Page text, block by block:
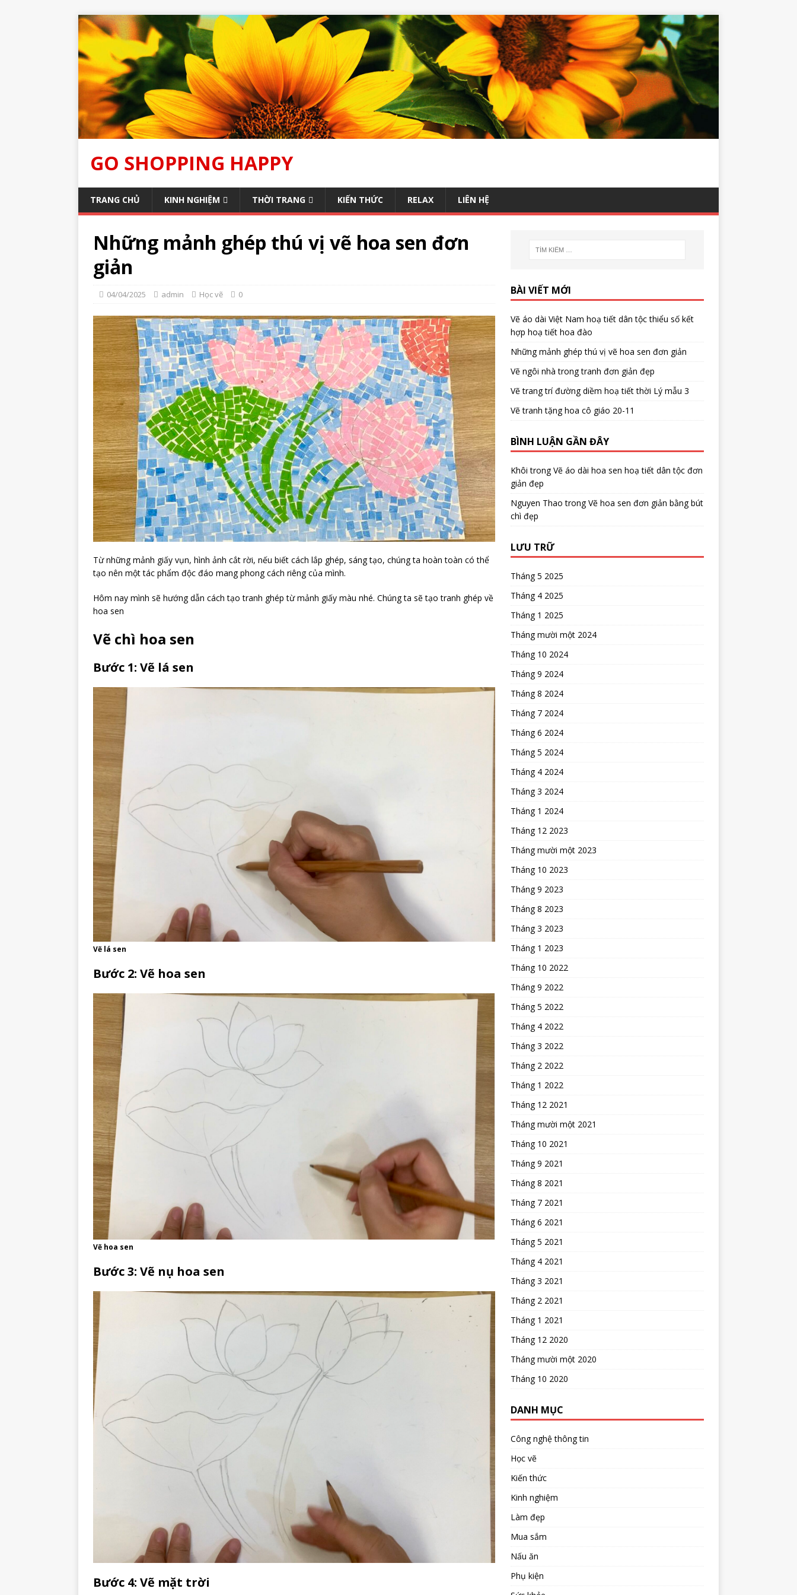
GO SHOPPING HAPPY
TRANG CHỦ KINH NGHIỆM THỜI TRANG KIẾN THỨC RELAX LIÊN HỆ
Những mảnh ghép thú vị vẽ hoa sen đơn
giản
04/04/2025 admin Học vẽ 0
Từ những mảnh giấy vụn, hình ảnh cắt rời, nếu biết cách lắp ghép, sáng tạo, chúng ta hoàn toàn có thể
tạo nên một tác phẩm độc đáo mang phong cách riêng của mình.
Hôm nay mình sẽ hướng dẫn cách tạo tranh ghép từ mảnh giấy màu nhé. Chúng ta sẽ tạo tranh ghép về
hoa sen
Vẽ chì hoa sen
Bước 1: Vẽ lá sen
Vẽ lá sen
Bước 2: Vẽ hoa sen
Vẽ hoa sen
Bước 3: Vẽ nụ hoa sen
Bước 4: Vẽ mặt trời
BÀI VIẾT MỚI
Vẽ áo dài Việt Nam hoạ tiết dân tộc thiểu số kết
hợp hoạ tiết hoa đào
Những mảnh ghép thú vị vẽ hoa sen đơn giản
Vẽ ngôi nhà trong tranh đơn giản đẹp
Vẽ trang trí đường diềm hoạ tiết thời Lý mẫu 3
Vẽ tranh tặng hoa cô giáo 20-11
BÌNH LUẬN GẦN ĐÂY
Khôi trongVẽ áo dài hoa sen hoạ tiết dân tộc đơn
giản đẹp
Nguyen Thao trongVẽ hoa sen đơn giản bằng bút
chì đẹp
LƯU TRỮ
Tháng 5 2025
Tháng 4 2025
Tháng 1 2025
Tháng mười một 2024
Tháng 10 2024
Tháng 9 2024
Tháng 8 2024
Tháng 7 2024
Tháng 6 2024
Tháng 5 2024
Tháng 4 2024
Tháng 3 2024
Tháng 1 2024
Tháng 12 2023
Tháng mười một 2023
Tháng 10 2023
Tháng 9 2023
Tháng 8 2023
Tháng 3 2023
Tháng 1 2023
Tháng 10 2022
Tháng 9 2022
Tháng 5 2022
Tháng 4 2022
Tháng 3 2022
Tháng 2 2022
Tháng 1 2022
Tháng 12 2021
Tháng mười một 2021
Tháng 10 2021
Tháng 9 2021
Tháng 8 2021
Tháng 7 2021
Tháng 6 2021
Tháng 5 2021
Tháng 4 2021
Tháng 3 2021
Tháng 2 2021
Tháng 1 2021
Tháng 12 2020
Tháng mười một 2020
Tháng 10 2020
DANH MỤC
Công nghệ thông tin
Học vẽ
Kiến thức
Kinh nghiệm
Làm đẹp
Mua sắm
Nấu ăn
Phụ kiện